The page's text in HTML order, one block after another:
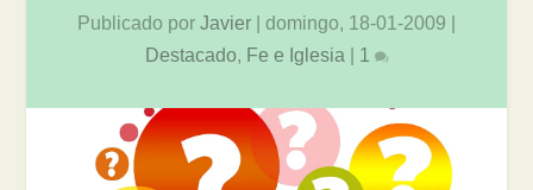
Publicado por Javier domingo, 18-01-2009
Destacado, Fe e Iglesia 1